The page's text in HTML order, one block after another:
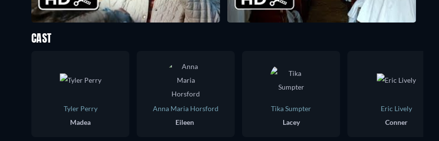
CAST
Tyler Perry
Madea
Anna Maria Horsford
Eileen
Tika Sumpter
Lacey
Eric Lively
Conner